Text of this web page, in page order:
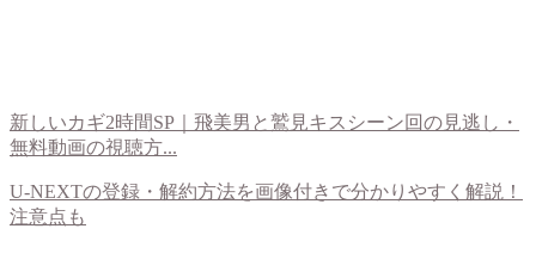
新しいカギ2時間SP｜飛美男と鷲見キスシーン回の見逃し・
無料動画の視聴方...
U-NEXTの登録・解約方法を画像付きで分かりやすく解説！
注意点も